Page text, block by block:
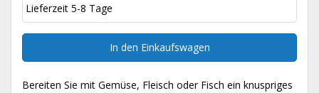
Lieferzeit 5-8 Tage
In den Einkaufswagen
Bereiten Sie mit Gemüse, Fleisch oder Fisch ein knuspriges